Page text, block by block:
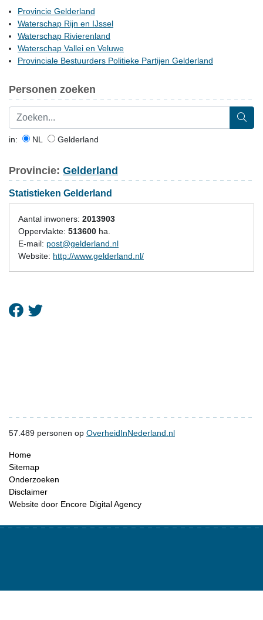
Provincie Gelderland
Waterschap Rijn en IJssel
Waterschap Rivierenland
Waterschap Vallei en Veluwe
Provinciale Bestuurders Politieke Partijen Gelderland
Personen zoeken
in: NL Gelderland
Provincie: Gelderland
Statistieken Gelderland
Aantal inwoners: 2013903
Oppervlakte: 513600 ha.
E-mail: post@gelderland.nl
Website: http://www.gelderland.nl/
57.489 personen op OverheidInNederland.nl
Home
Sitemap
Onderzoeken
Disclaimer
Website door Encore Digital Agency